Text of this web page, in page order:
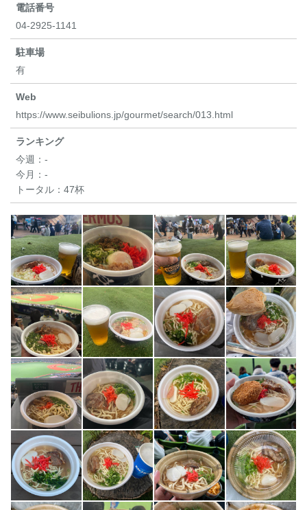
電話番号
04-2925-1141
駐車場
有
Web
https://www.seibulions.jp/gourmet/search/013.html
ランキング
今週： -
今月： -
トータル： 47杯